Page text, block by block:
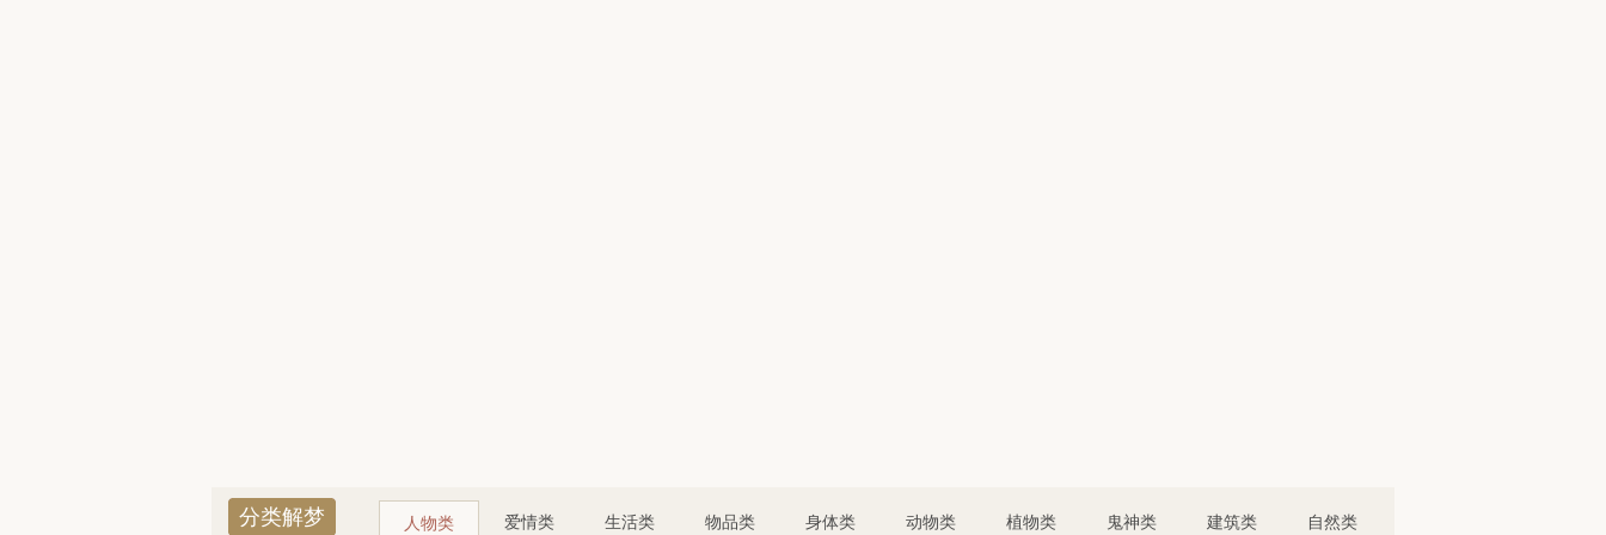
分类解梦 人物类 爱情类 生活类 物品类 身体类 动物类 植物类 鬼神类 建筑类 自然类